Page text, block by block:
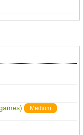
Medium